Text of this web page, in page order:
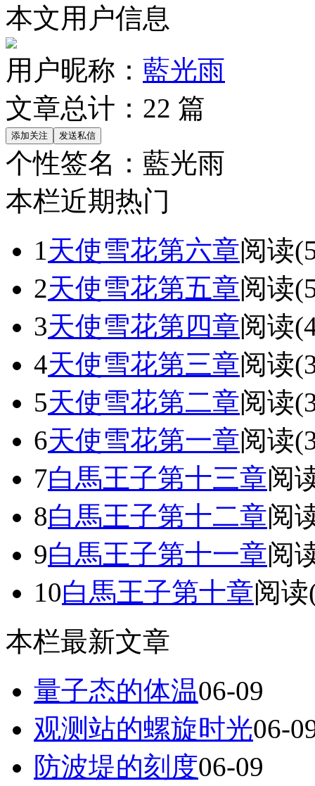
本文用户信息
用户昵称： 藍光雨
文章总计： 22 篇
个性签名： 藍光雨
本栏近期热门
1天使雪花第六章阅读
2天使雪花第五章阅读
3天使雪花第四章阅读
4天使雪花第三章阅读
5天使雪花第二章阅读
6天使雪花第一章阅读
7白馬王子第十三章阅
8白馬王子第十二章阅
9白馬王子第十一章阅
10白馬王子第十章阅读
本栏最新文章
量子态的体温​06-09
观测站的螺旋时光06-
防波堤的刻度06-09